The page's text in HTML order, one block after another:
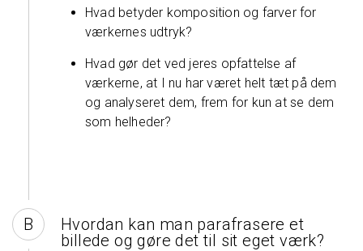
Hvad betyder komposition og farver for
værkernes udtryk?
Hvad gør det ved jeres opfattelse af
værkerne, at I nu har været helt tæt på dem
og analyseret dem, frem for kun at se dem
som helheder?
Hvordan kan man parafrasere et
billede og gøre det til sit eget værk?